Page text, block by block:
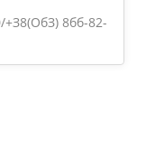
8бб-82-